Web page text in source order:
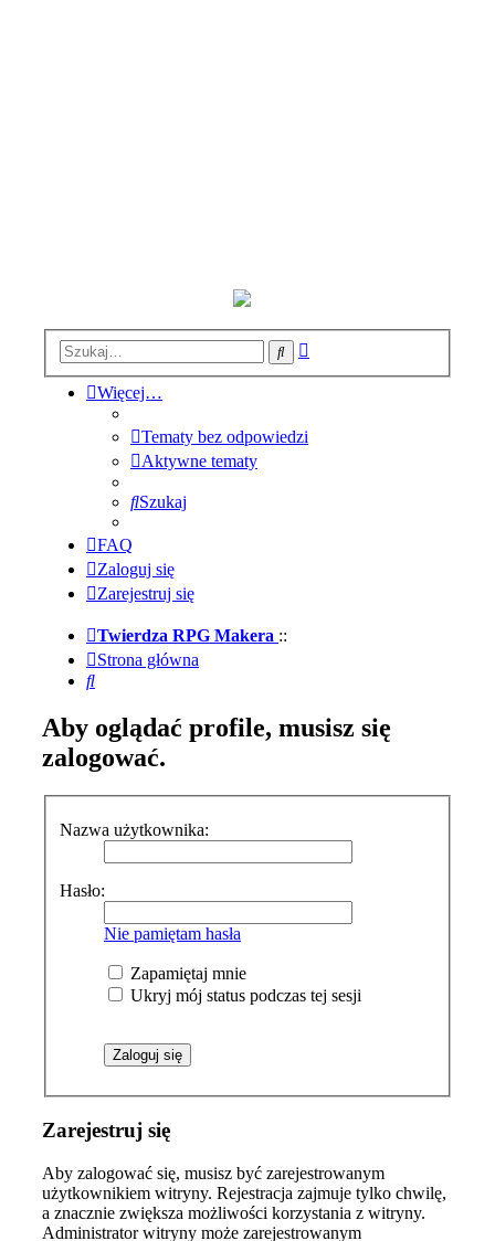
Szukaj
Więcej…
Tematy bez odpowiedzi
Aktywne tematy
Szukaj
FAQ
Zaloguj się
Zarejestruj się
Twierdza RPG Makera ::
Strona główna
Szukaj
Aby oglądać profile, musisz się
zalogować.
Nazwa użytkownika:
Hasło:
Nie pamiętam hasła
Zapamiętaj mnie
Ukryj mój status podczas tej sesji
Zarejestruj się
Aby zalogować się, musisz być zarejestrowanym
użytkownikiem witryny. Rejestracja zajmuje tylko chwilę,
a znacznie zwiększa możliwości korzystania z witryny.
Administrator witryny może zarejestrowanym